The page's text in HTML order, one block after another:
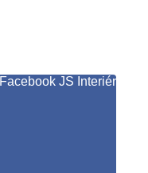
Facebook JS Interiér